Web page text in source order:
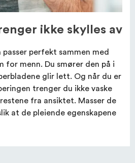
ikke skylles av
passer perfekt sammen med
for menn. Du smører den på i
glir lett. Og når du er
trenger du ikke vaske
fra ansiktet. Masser de
at de pleiende egenskapene